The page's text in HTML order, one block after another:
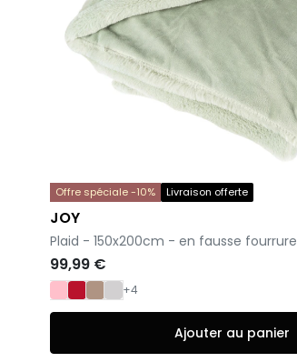
Offre spéciale -10% Livraison offerte
JOY
-
Plaid - 150x200cm - en fausse fourrure
99,99 €
+4
Ajouter au panier